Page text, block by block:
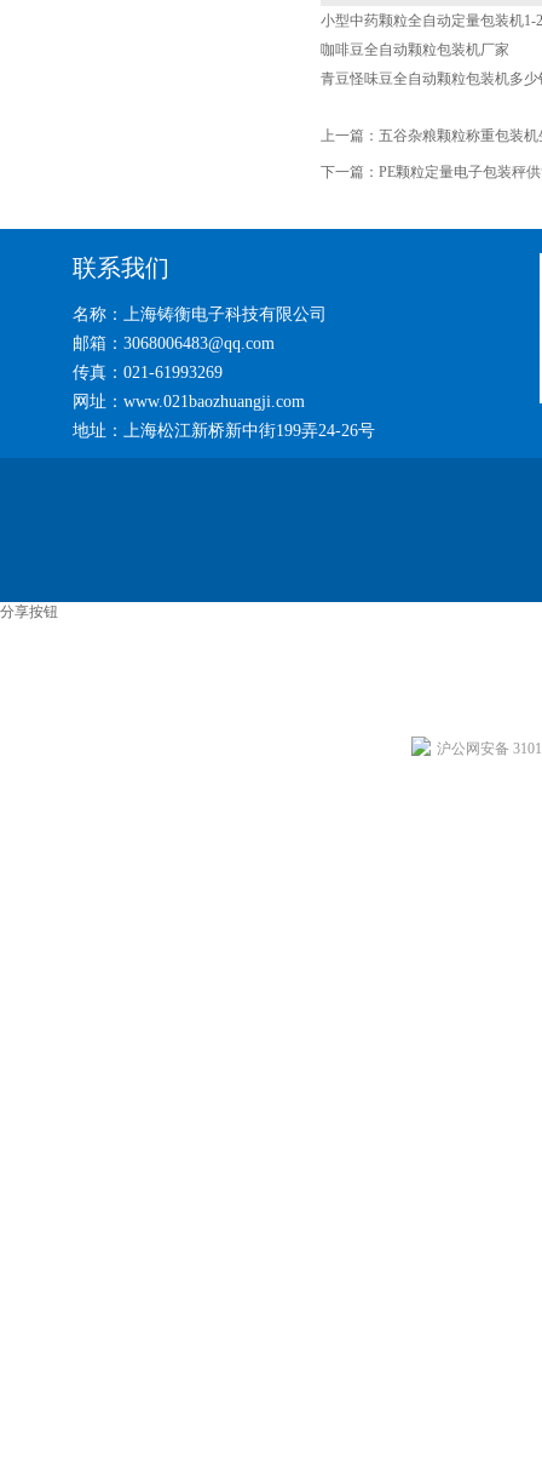
小型中药颗粒全自动定量包装机1-
咖啡豆全自动颗粒包装机厂家
青豆怪味豆全自动颗粒包装机多少
上一篇： 五谷杂粮颗粒称重包装机
下一篇： PE颗粒定量电子包装秤
联系我们
名称：上海铸衡电子科技有限公司
邮箱：3068006483@qq.com
传真：021-61993269
网址：www.021baozhuangji.com
地址：上海松江新桥新中街199弄24-26号
分享按钮
沪公网安备